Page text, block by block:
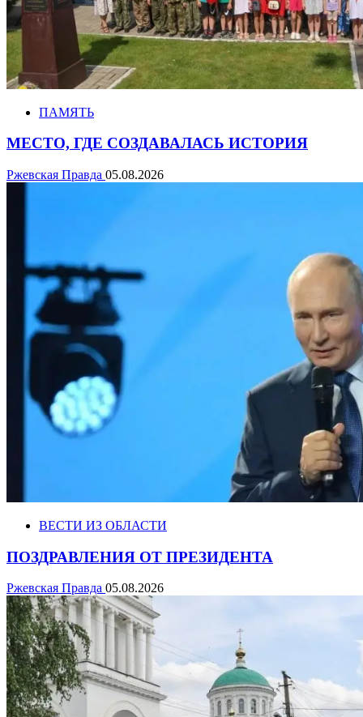
ПАМЯТЬ
МЕСТО, ГДЕ СОЗДАВАЛАСЬ ИСТОРИЯ
Ржевская Правда 05.08.2026
ВЕСТИ ИЗ ОБЛАСТИ
ПОЗДРАВЛЕНИЯ ОТ ПРЕЗИДЕНТА
Ржевская Правда 05.08.2026